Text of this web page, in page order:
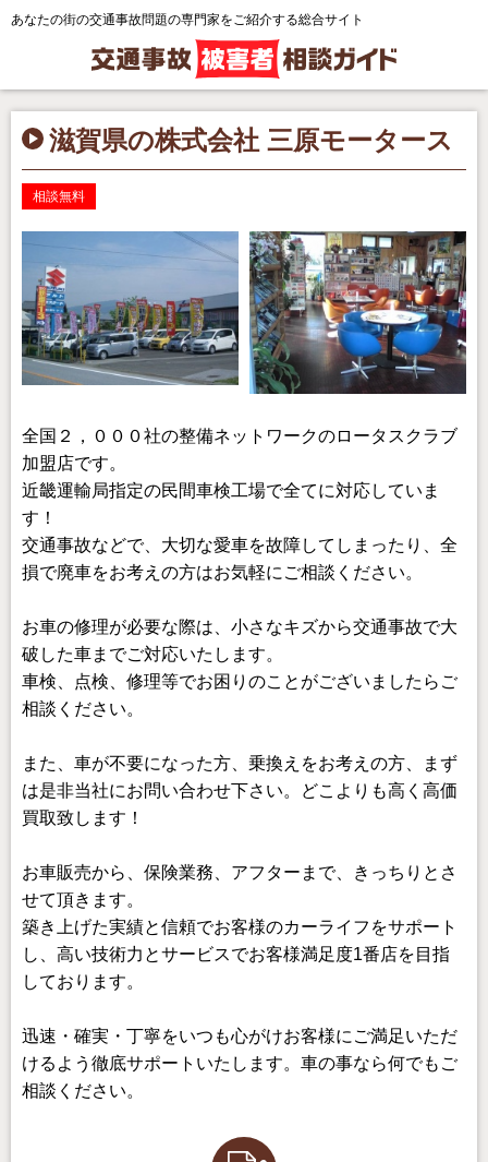
あなたの街の交通事故問題の専門家をご紹介する総合サイト
滋賀県の株式会社 三原モータース
相談無料
全国２，０００社の整備ネットワークのロータスクラブ
加盟店です。
近畿運輸局指定の民間車検工場で全てに対応していま
す！
交通事故などで、大切な愛車を故障してしまったり、全
損で廃車をお考えの方はお気軽にご相談ください。
お車の修理が必要な際は、小さなキズから交通事故で大
破した車までご対応いたします。
車検、点検、修理等でお困りのことがございましたらご
相談ください。
また、車が不要になった方、乗換えをお考えの方、まず
は是非当社にお問い合わせ下さい。どこよりも高く高価
買取致します！
お車販売から、保険業務、アフターまで、きっちりとさ
せて頂きます。
築き上げた実績と信頼でお客様のカーライフをサポート
し、高い技術力とサービスでお客様満足度1番店を目指
しております。
迅速・確実・丁寧をいつも心がけお客様にご満足いただ
けるよう徹底サポートいたします。車の事なら何でもご
相談ください。